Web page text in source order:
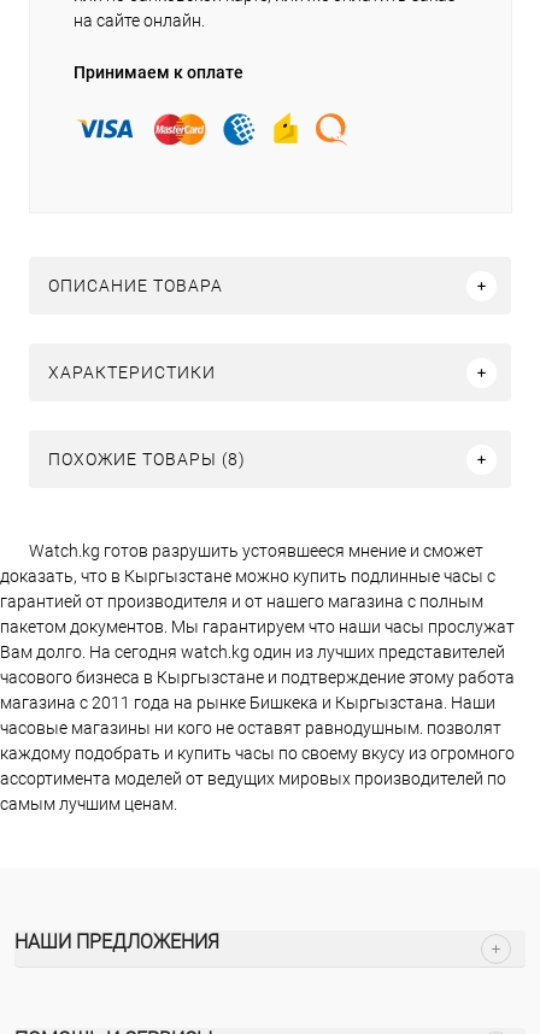
на сайте онлайн.
Принимаем к оплате
ОПИСАНИЕ ТОВАРА
ХАРАКТЕРИСТИКИ
ПОХОЖИЕ ТОВАРЫ (8)
Watch.kg готов разрушить устоявшееся мнение и сможет
доказать, что в Кыргызстане можно купить подлинные часы с
гарантией от производителя и от нашего магазина с полным
пакетом документов. Мы гарантируем что наши часы прослужат
Вам долго. На сегодня watch.kg один из лучших представителей
часового бизнеса в Кыргызстане и подтверждение этому работа
магазина c 2011 года на рынке Бишкека и Кыргызстана. Наши
часовые магазины ни кого не оставят равнодушным. позволят
каждому подобрать и купить часы по своему вкусу из огромного
ассортимента моделей от ведущих мировых производителей по
самым лучшим ценам.
НАШИ ПРЕДЛОЖЕНИЯ